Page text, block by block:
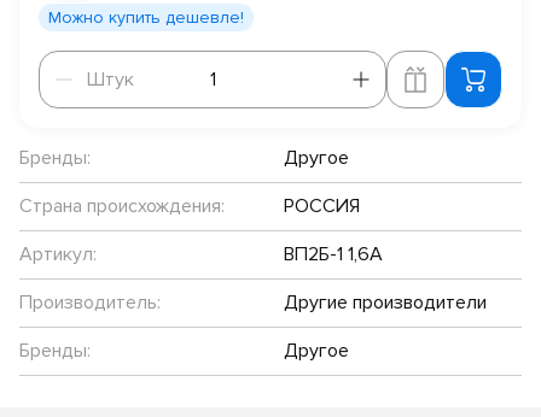
Можно купить дешевле!
Штук
Штук
Бренды:
Другое
Страна происхождения:
РОССИЯ
Артикул:
ВП2Б-1 1,6А
Производитель:
Другие производители
Бренды:
Другое